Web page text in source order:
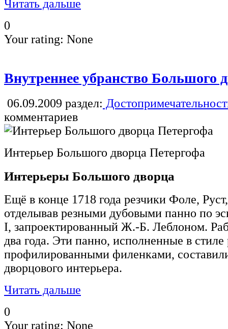
Читать дальше
0
Your rating: None
Внутреннее убранство Большого
06.09.2009 раздел:
комментариев
Интерьер Большого дворца Петергофа
Интерьеры Большого дворца
Ещё в конце 1718 года резчики Фоле,
отделывав резными дубовыми панно по
I, запроектированный Ж.-Б. Леблоном.
два года. Эти панно, исполненные в
профилированными филенками,
дворцового интерьера.
Читать дальше
0
Your rating: None